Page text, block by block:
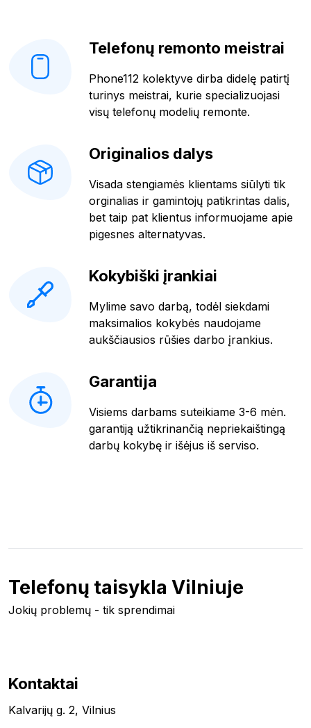
Telefonų remonto meistrai
Phone112 kolektyve dirba didelę patirtį
turinys meistrai, kurie specializuojasi
visų telefonų modelių remonte.
Originalios dalys
Visada stengiamės klientams siūlyti tik
orginalias ir gamintojų patikrintas dalis,
bet taip pat klientus informuojame apie
pigesnes alternatyvas.
Kokybiški įrankiai
Mylime savo darbą, todėl siekdami
maksimalios kokybės naudojame
aukščiausios rūšies darbo įrankius.
Garantija
Visiems darbams suteikiame 3-6 mėn.
garantiją užtikrinančią nepriekaištingą
darbų kokybę ir išėjus iš serviso.
Telefonų taisykla Vilniuje
Jokių problemų - tik sprendimai
Kontaktai
Kalvarijų g. 2, Vilnius